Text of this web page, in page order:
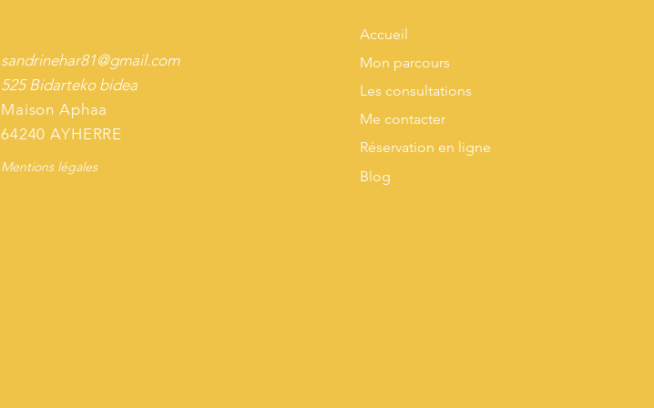
sandrinehar81@gmail.com
525 Bidarteko bidea
Maison Aphaa
64240 AYHERRE
Mentions légales
Accueil
Mon parcours
Les consultations
Me contacter
Réservation en ligne
Blog